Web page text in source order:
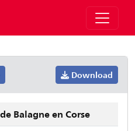
Download
Balagne en Corse